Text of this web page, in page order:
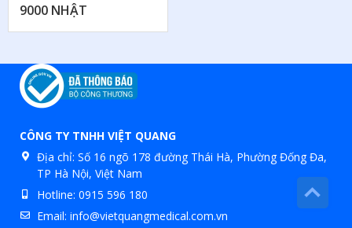
9000 NHẬT
CÔNG TY TNHH VIỆT QUANG
Địa chỉ: Số 16 ngõ 178 đường Thái Hà, Phường Đống Đa,
TP Hà Nội, Việt Nam
Hotline: 0915 596 180
Email: info@vietquangmedical.com.vn